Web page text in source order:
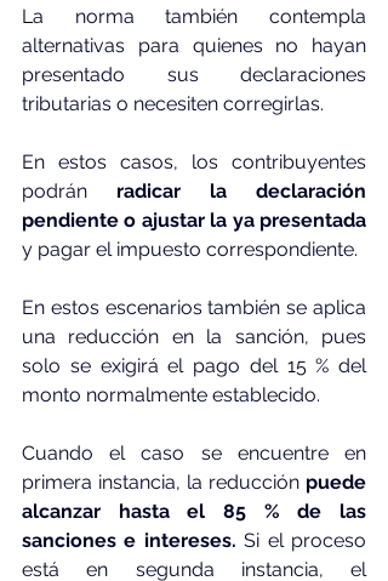
La norma también contempla
alternativas para quienes no hayan
presentado sus declaraciones
tributarias o necesiten corregirlas.
En estos casos, los contribuyentes
podrán radicar la declaración
pendiente o ajustar la ya presentada
y pagar el impuesto correspondiente.
En estos escenarios también se aplica
una reducción en la sanción, pues
solo se exigirá el pago del 15 % del
monto normalmente establecido.
Cuando el caso se encuentre en
primera instancia, la reducción puede
alcanzar hasta el 85 % de las
sanciones e intereses. Si el proceso
está en segunda instancia, el